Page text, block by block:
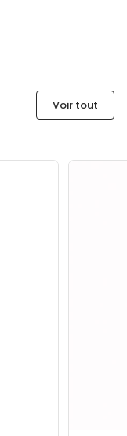
Voir tout